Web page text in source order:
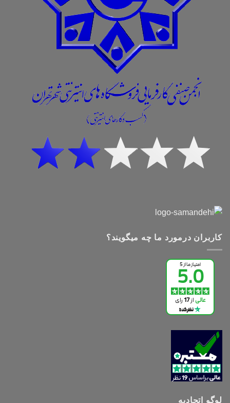
کاربران درمورد ما چه میگویند؟
لوگو اتحادیه